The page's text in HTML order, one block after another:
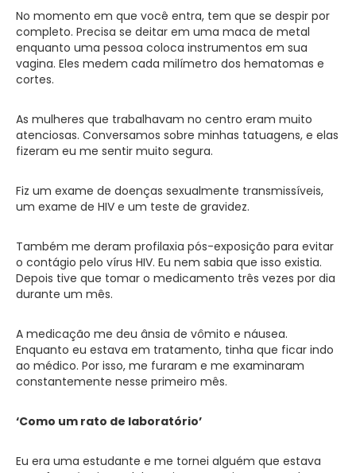
No momento em que você entra, tem que se despir por
completo. Precisa se deitar em uma maca de metal
enquanto uma pessoa coloca instrumentos em sua
vagina. Eles medem cada milímetro dos hematomas e
cortes.
As mulheres que trabalhavam no centro eram muito
atenciosas. Conversamos sobre minhas tatuagens, e elas
fizeram eu me sentir muito segura.
Fiz um exame de doenças sexualmente transmissíveis,
um exame de HIV e um teste de gravidez.
Também me deram profilaxia pós-exposição para evitar
o contágio pelo vírus HIV. Eu nem sabia que isso existia.
Depois tive que tomar o medicamento três vezes por dia
durante um mês.
A medicação me deu ânsia de vômito e náusea.
Enquanto eu estava em tratamento, tinha que ficar indo
ao médico. Por isso, me furaram e me examinaram
constantemente nesse primeiro mês.
‘Como um rato de laboratório’
Eu era uma estudante e me tornei alguém que estava